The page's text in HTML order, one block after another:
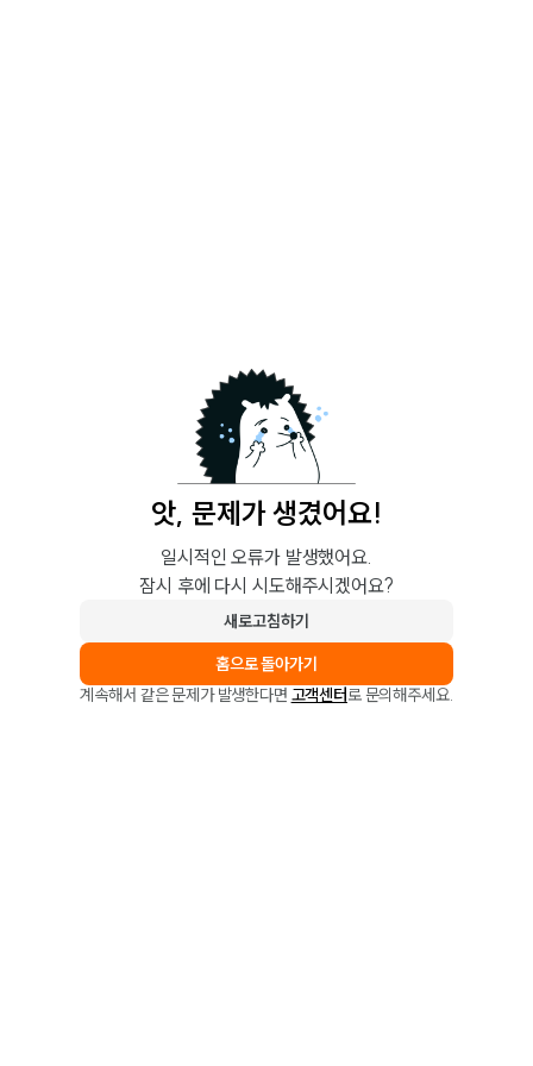
앗, 문제가 생겼어요!
일시적인 오류가 발생했어요.
잠시 후에 다시 시도해주시겠어요?
새로고침하기
홈으로 돌아가기
계속해서 같은 문제가 발생한다면 고객센터로 문의해주세요.